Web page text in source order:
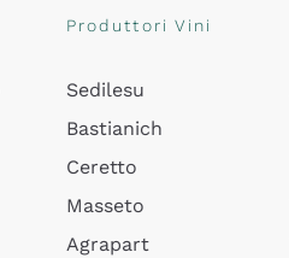
Produttori Vini
Sedilesu
Bastianich
Ceretto
Masseto
Agrapart